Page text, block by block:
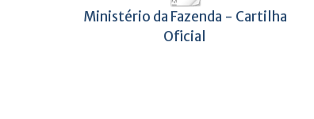
Ministério da Fazenda - Cartilha
Oficial